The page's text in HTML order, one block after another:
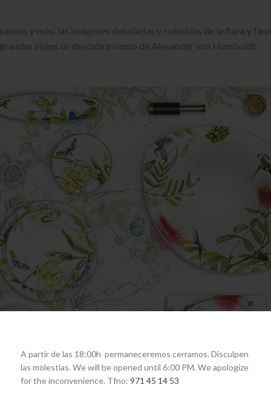
A partir de las 18:00h permaneceremos cerramos. Disculpen
las molestias. We will be opened until 6:00 PM. We apologize
for the inconvenience. Tfno: 971 45 14 53
y más: las imágenes detalladas y coloridas de la flora y
viajes de descubrimiento de Alexander von Humboldt.